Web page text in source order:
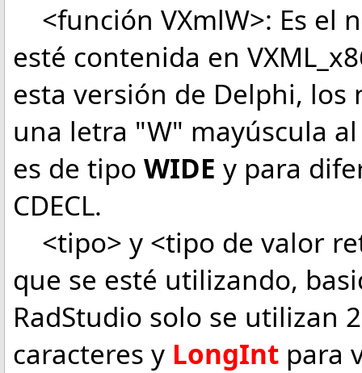
<función VXmlW>: Es el
esté contenida en
esta versión de Delphi,
una letra "W" mayúscula
es de tipo WIDE y para
CDECL.
<tipo> y <tipo de valor
que se esté utilizando,
RadStudio solo se utilizan
caracteres y LongInt para